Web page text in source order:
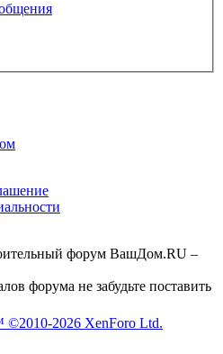
форум ВашДом.RU –
форума не забудьте поставить
©2010-2026 XenForo Ltd.